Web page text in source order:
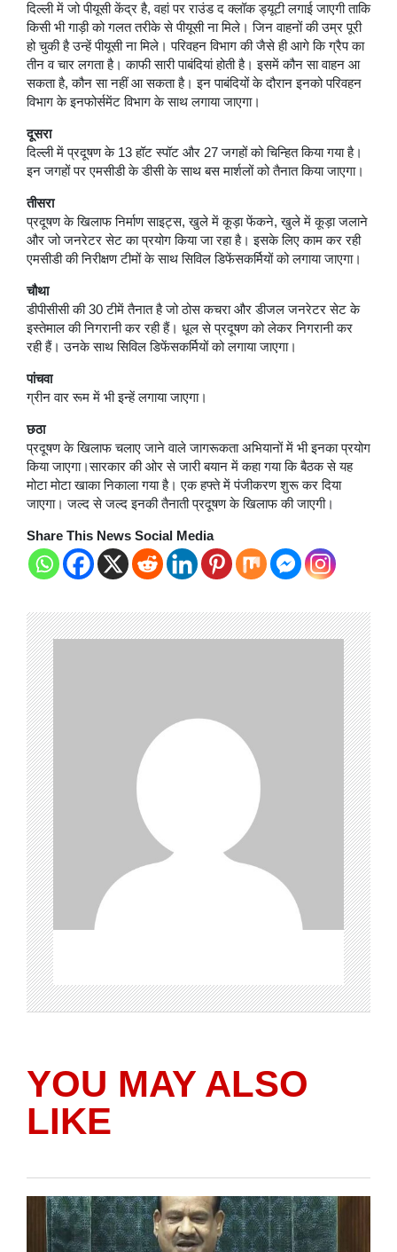
दिल्ली में जो पीयूसी केंद्र है, वहां पर राउंड द क्लॉक ड्यूटी लगाई जाएगी ताकि
किसी भी गाड़ी को गलत तरीके से पीयूसी ना मिले। जिन वाहनों की उम्र पूरी
हो चुकी है उन्हें पीयूसी ना मिले। परिवहन विभाग की जैसे ही आगे कि ग्रैप का
तीन व चार लगता है। काफी सारी पाबंदियां होती है। इसमें कौन सा वाहन आ
सकता है, कौन सा नहीं आ सकता है। इन पाबंदियों के दौरान इनको परिवहन
विभाग के इनफोर्समेंट विभाग के साथ लगाया जाएगा।
दूसरा
दिल्ली में प्रदूषण के 13 हॉट स्पॉट और 27 जगहों को चिन्हित किया गया है।
इन जगहों पर एमसीडी के डीसी के साथ बस मार्शलों को तैनात किया जाएगा।
तीसरा
प्रदूषण के खिलाफ निर्माण साइट्स, खुले में कूड़ा फेंकने, खुले में कूड़ा जलाने
और जो जनरेटर सेट का प्रयोग किया जा रहा है। इसके लिए काम कर रही
एमसीडी की निरीक्षण टीमों के साथ सिविल डिफेंसकर्मियों को लगाया जाएगा।
चौथा
डीपीसीसी की 30 टीमें तैनात है जो ठोस कचरा और डीजल जनरेटर सेट के
इस्तेमाल की निगरानी कर रही हैं। धूल से प्रदूषण को लेकर निगरानी कर
रही हैं। उनके साथ सिविल डिफेंसकर्मियों को लगाया जाएगा।
पांचवा
ग्रीन वार रूम में भी इन्हें लगाया जाएगा।
छठा
प्रदूषण के खिलाफ चलाए जाने वाले जागरूकता अभियानों में भी इनका प्रयोग
किया जाएगा।सारकार की ओर से जारी बयान में कहा गया कि बैठक से यह
मोटा मोटा खाका निकाला गया है। एक हफ्ते में पंजीकरण शुरू कर दिया
जाएगा। जल्द से जल्द इनकी तैनाती प्रदूषण के खिलाफ की जाएगी।
Share This News Social Media
YOU MAY ALSO
LIKE